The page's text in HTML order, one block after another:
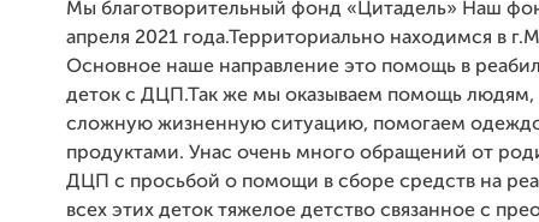
Мы благотворительный фонд «Цитадель» Наш
апреля 2021 года.Территориально находимся в
Основное наше направление это помощь в
деток с ДЦП.Так же мы оказываем помощь людям,
сложную жизненную ситуацию, помогаем
продуктами. Унас очень много обращений от
ДЦП с просьбой о помощи в сборе средств на
всех этих деток тяжелое детство связанное с